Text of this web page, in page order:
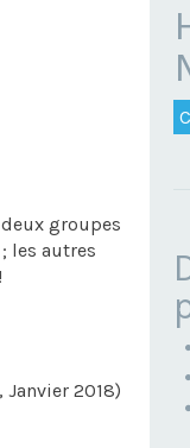
groupes
les autres
Janvier 2018)